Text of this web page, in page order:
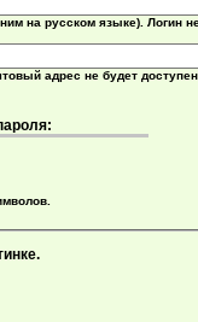
на русском языке). Логин
адрес не будет